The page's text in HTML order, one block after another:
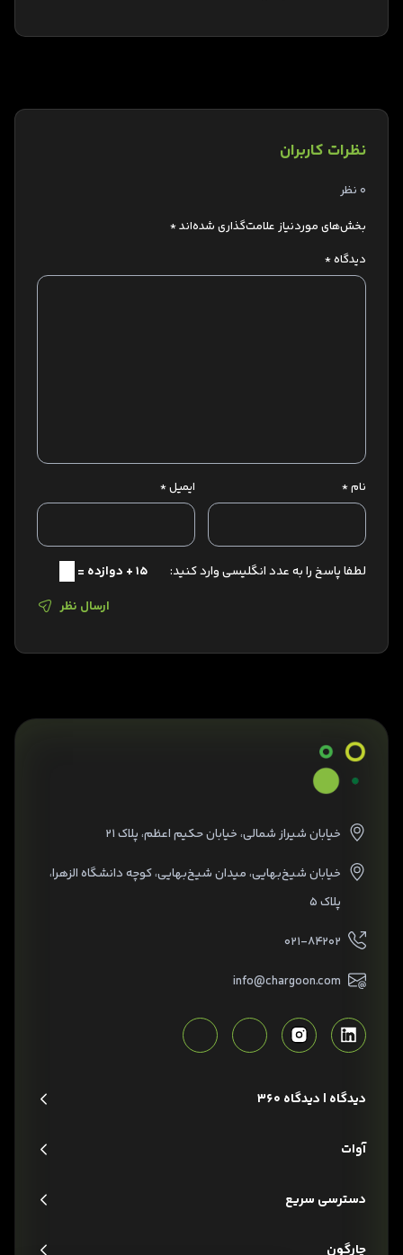
نظرات کاربران
0 نظر
بخش‌های موردنیاز علامت‌گذاری شده‌اند*
دیدگاه*
نام* ایمیل*
لطفا پاسخ را به عدد انگلیسی وارد کنید:
15 + دوازده =
ارسال نظر
خیابان شیراز شمالی، خیابان حکیم اعظم، پلاک ۲۱
خیابان شیخ‌بهایی، میدان شیخ‌بهایی، کوچه دانشگاه الزهرا،
پلاک ۵
۰۲۱-۸۴۲۰۲
info@chargoon.com
دیدگاه | دیدگاه 360
آوات
دسترسی سریع
چارگون